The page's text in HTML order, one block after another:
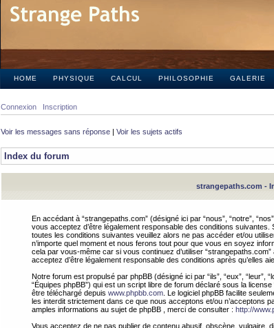
HOME PHYSIQUE CALCUL PHILOSOPHIE GALERIE
Connexion Inscription
Voir les messages sans réponse | Voir les sujets actifs
Index du forum
strangepaths.com -
En accédant à “strangepaths.com” (désigné ici par “nous”, “notre”,
vous acceptez d’être légalement responsable des conditions suivantes.
toutes les conditions suivantes veuillez alors ne pas accéder et/ou
n’importe quel moment et nous ferons tout pour que vous en soyez
cela par vous-même car si vous continuez d’utiliser
acceptez d’être légalement responsable des conditions après qu’elles
Notre forum est propulsé par phpBB (désigné ici par “ils”, “eux”, “leur”,
“Équipes phpBB”) qui est un script libre de forum déclaré sous la license
être téléchargé depuis www.phpbb.com . Le logiciel phpBB facilite
les interdit strictement dans ce que nous acceptons et/ou n’acceptons
amples informations au sujet de phpBB , merci de consulter : http://
Vous acceptez de ne pas publier de contenu abusif, obscène, vulgaire,